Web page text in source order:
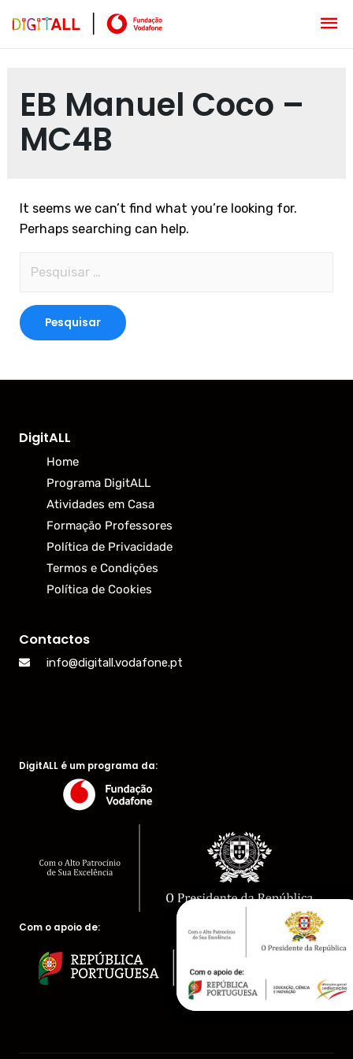
EB Manuel Coco –
MC4B
It seems we can’t find what you’re looking for.
Perhaps searching can help.
DigitALL
Home
Programa DigitALL
Atividades em Casa
Formação Professores
Política de Privacidade
Termos e Condições
Política de Cookies
Contactos
info@digitall.vodafone.pt
DigitALL é um programa da:
Com o apoio de: